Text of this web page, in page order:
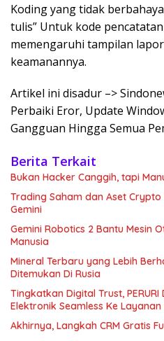
Koding yang tidak
tulis” Untuk kode
memengaruhi tampilan
keamanannya.
Artikel ini disadur –>
Perbaiki Eror, Update
Gangguan Hingga Semua
Berita Terkait
Bukan Hacker Canggih, tapi
Trading Saham dan Aset Crypto
Gemini
Gemini Robotics 2 Bantu Mesin
Manusia
Mineral Terbaru yang Lebih
Ditemukan Di Rusia
Tingkatkan Digital Trust,
Elektronik Seamless Ke
Akhirnya, Langkah CRM Gratis